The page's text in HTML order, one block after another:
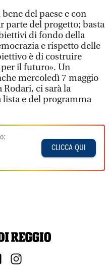
del paese e con
parte del progetto; basta
di fondo della
e rispetto delle
è di costruire
il futuro». Un
mercoledì 7 maggio
Rodari, ci sarà la
e del programma
CLICCA QUI